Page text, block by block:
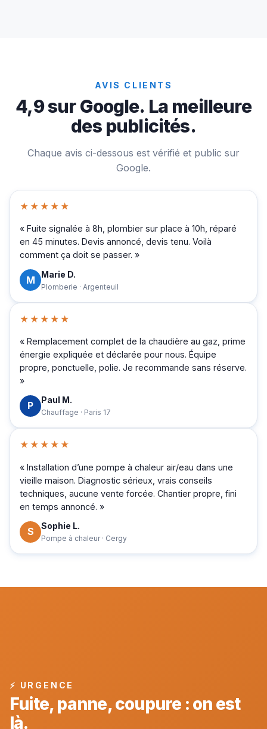
AVIS CLIENTS
4,9 sur Google. La meilleure
des publicités.
Chaque avis ci-dessous est vérifié et public sur
Google.
★★★★★
« Fuite signalée à 8h, plombier sur place à 10h, réparé
en 45 minutes. Devis annoncé, devis tenu. Voilà
comment ça doit se passer. »
M Marie D.
Plomberie · Argenteuil
★★★★★
« Remplacement complet de la chaudière au gaz, prime
énergie expliquée et déclarée pour nous. Équipe
propre, ponctuelle, polie. Je recommande sans réserve.
»
P Paul M.
Chauffage · Paris 17
★★★★★
« Installation d’une pompe à chaleur air/eau dans une
vieille maison. Diagnostic sérieux, vrais conseils
techniques, aucune vente forcée. Chantier propre, fini
en temps annoncé. »
S Sophie L.
Pompe à chaleur · Cergy
⚡ URGENCE
Fuite, panne, coupure : on est
là.